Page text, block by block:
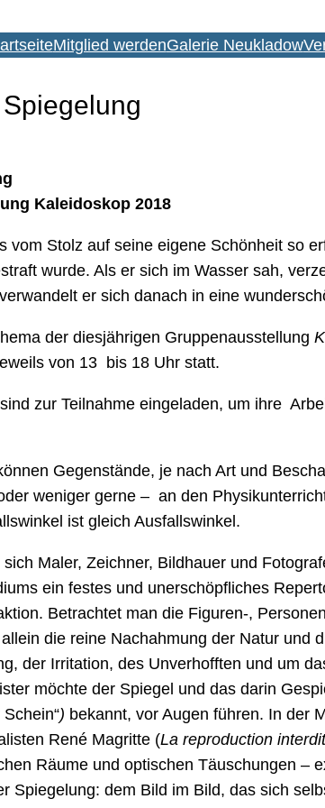
Mitglied werdenGalerie Neukladow
Kaleidoskop 2018
vom Stolz auf seine eigene Schönheit so
wurde. Als er sich im Wasser sah,
er sich danach in eine
der diesjährigen Gruppenausstellung
von 13 bis 18 Uhr statt.
zur Teilnahme eingeladen, um ihre
Gegenstände, je nach Art und
weniger gerne – an den
ist gleich Ausfallswinkel.
Maler, Zeichner, Bildhauer und
ein festes und unerschöpfliches
Betrachtet man die Figuren-,
die reine Nachahmung der Natur
der Irritation, des Unverhofften und um
möchte der Spiegel und das darin
Schein“) bekannt, vor Augen führen. In der
René Magritte (La reproduction interdit
Räume und optischen Täuschungen
Spiegelung: dem Bild im Bild, das sich